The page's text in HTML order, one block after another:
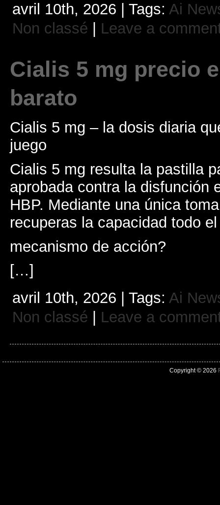
avril 10th, 2026 | Tags: Ai
Non classé
Leave a
Cialis 5 mg precio
barato
Cialis 5 mg – la dosis diaria
juego
Cialis 5 mg resulta la pastilla
aprobada contra la disfunción
HBP. Mediante una única
recuperas la capacidad todo
mecanismo de acción?
[…]
avril 10th, 2026 | Tags: Ai
Non classé
Leave a
Copyright © 2026